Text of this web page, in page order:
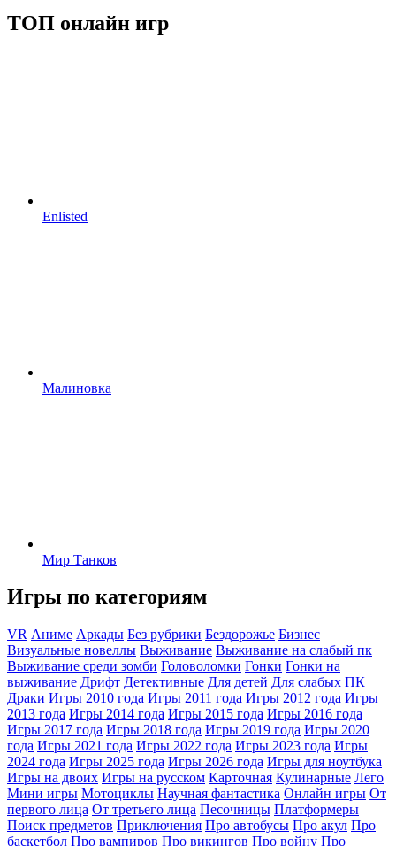
ТОП онлайн игр
Enlisted
Малиновка
Мир Танков
Игры по категориям
VR Аниме Аркады Без рубрики Бездорожье Бизнес
Визуальные новеллы Выживание Выживание на слабый пк
Выживание среди зомби Головоломки Гонки Гонки на
выживание Дрифт Детективные Для детей Для слабых ПК
Драки Игры 2010 года Игры 2011 года Игры 2012 года Игры
2013 года Игры 2014 года Игры 2015 года Игры 2016 года
Игры 2017 года Игры 2018 года Игры 2019 года Игры 2020
года Игры 2021 года Игры 2022 года Игры 2023 года Игры
2024 года Игры 2025 года Игры 2026 года Игры для ноутбука
Игры на двоих Игры на русском Карточная Кулинарные Лего
Мини игры Мотоциклы Научная фантастика Онлайн игры От
первого лица От третьего лица Песочницы Платформеры
Поиск предметов Приключения Про автобусы Про акул Про
баскетбол Про вампиров Про викингов Про войну Про